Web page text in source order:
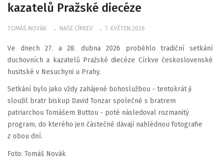
kazatelů Pražské diecéze
TOMÁŠ NOVÁK NAŠE CÍRKEV 7. KVĚTEN 2026
Ve dnech 27. a 28. dubna 2026 proběhlo tradiční setkání
duchovních a kazatelů Pražské diecéze Církve československé
husitské v Nesuchyni u Prahy.
Setkání bylo jako vždy zahájené bohoslužbou - tentokrát ji
sloužil bratr biskup David Tonzar společně s bratrem
patriarchou Tomášem Buttou - poté následoval rozmanitý
program, do kterého jen částečně dávají nahlédnou fotografie
z obou dní.
Foto: Tomáš Novák